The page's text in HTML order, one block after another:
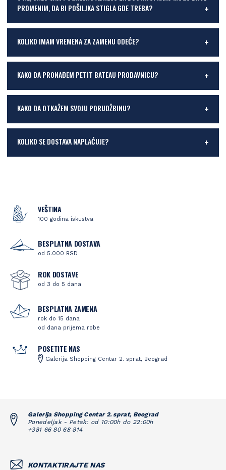
PROMENIM, DA BI POŠILJKA STIGLA GDE TREBA?
KOLIKO IMAM VREMENA ZA ZAMENU ODEĆE?
KAKO DA PRONAĐEM PETIT BATEAU PRODAVNICU?
KAKO DA OTKAŽEM SVOJU PORUDŽBINU?
KOLIKO SE DOSTAVA NAPLAĆUJE?
VEŠTINA
100 godina iskustva
BESPLATNA DOSTAVA
od 5.000 RSD
ROK DOSTAVE
od 3 do 5 dana
BESPLATNA ZAMENA
rok do 15 dana
od dana prijema robe
POSETITE NAS
Galerija Shopping Centar 2. sprat, Beograd
Galerija Shopping Centar 2. sprat, Beograd
Ponedeljak - Petak: od 10:00h do 22:00h
+381 66 80 68 814
KONTAKTIRAJTE NAS